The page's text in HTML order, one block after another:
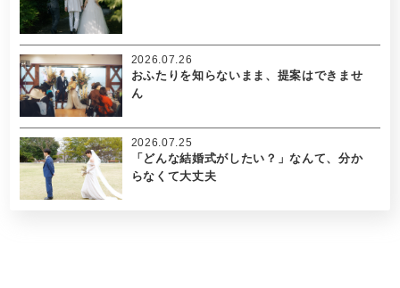
おふたりを知らないまま、提案はできませ
ん
2026.07.26
「どんな結婚式がしたい？」なんて、分か
らなくて大丈夫
2026.07.25